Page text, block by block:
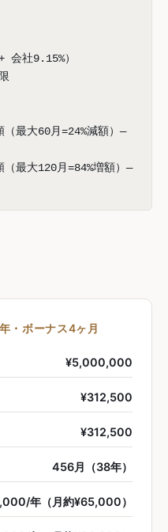
社9.15%）
最大60月=24%減額）—
最大120月=84%増額）—
・ボーナス4ヶ月
¥5,000,000
¥312,500
¥312,500
456月（38年）
年（月約¥65,000）